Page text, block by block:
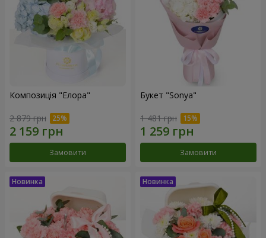
Композиція "Елора"
2 879 грн
Замовити
Букет "Sonya"
1 481 грн
Замовити